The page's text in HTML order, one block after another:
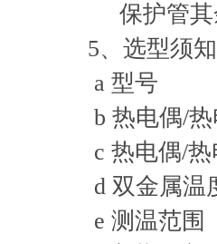
保护管其
5、
a
b 热电偶/
c 热电偶/
d 双金属温
e 测温范围